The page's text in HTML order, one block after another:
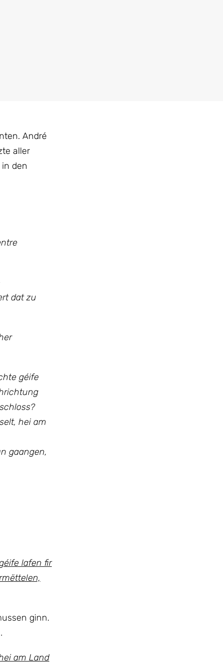
André
aller
den
dat zu
géife
hei am
gaangen,
lafen fir
ginn.
am Land